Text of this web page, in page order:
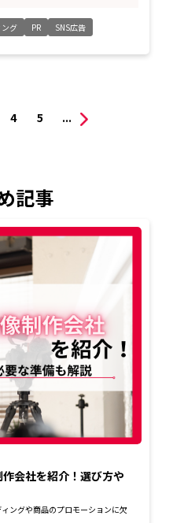
ング PR SNS広告
4 5 ...
記事
会社を紹介！選び方や
ングや商品のプロモーションに欠